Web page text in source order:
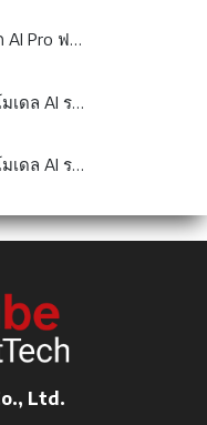
รู้จัก TH-AI Passport โครงการแจก AI Pro ฟรี 5 ล้านสิทธิ์ จุดเปลี่ยนหรือกระแส?
Anthropic เปิดตัว Claude Fable 5 โมเดล AI ระดับ Mythos-class
Anthropic เปิดตัว Claude Fable 5 โมเดล AI ระดับ Mythos-class
Ltd.